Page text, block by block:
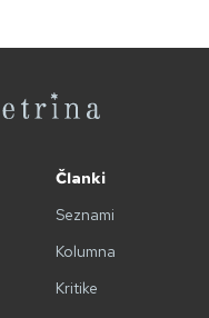
Članki
Seznami
Kolumna
Kritike